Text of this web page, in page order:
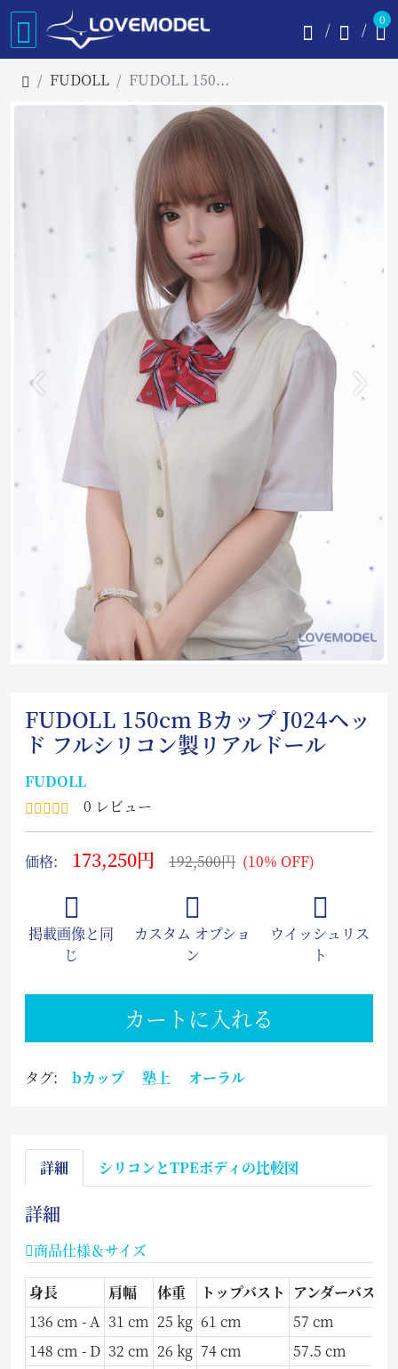
0
FUDOLL FUDOLL 150cm Bカップ J024ヘッド フルシリコン製リアルドール
FUDOLL 150cm Bカップ J024ヘッ
ド フルシリコン製リアルドール
FUDOLL
0 レビュー
価格: 173,250円 192,500円 (10% OFF)
掲載画像と同
じ
カスタム オプショ
ン
ウイッシュリス
ト
カートに入れる
タグ: bカップ 塾上 オーラル
詳細 シリコンとTPEボディの比較図
詳細
商品仕様＆サイズ
身長 肩幅 体重 トップバスト
アンダーバスト
136 cm - A 31 cm 25 kg 61 cm
57 cm
148 cm - D 32 cm 26 kg 74 cm
57.5 cm